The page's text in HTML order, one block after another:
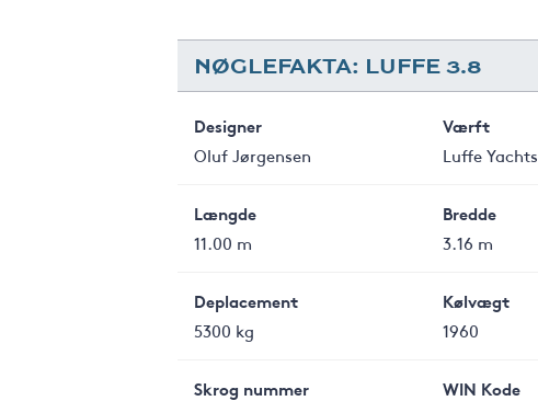
NØGLEFAKTA: LUFFE 3.8
Designer
Oluf Jørgensen
Værft
Luffe Yachts
Længde
11.00 m
Bredde
3.16 m
Deplacement
5300 kg
Kølvægt
1960
Skrog nummer
WIN Kode